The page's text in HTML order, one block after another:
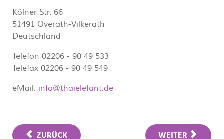
Kölner Str. 66
51491 Overath-Vilkerath
Deutschland
Telefon 02206 - 90 49 533
Telefax 02206 - 90 49 549
eMail: info@thaielefant.de
ZURÜCK WEITER